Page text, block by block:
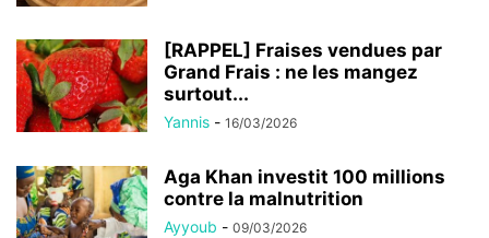
[RAPPEL] Fraises vendues par
Grand Frais : ne les mangez
surtout...
Yannis - 16/03/2026
Aga Khan investit 100 millions
contre la malnutrition
Ayyoub - 09/03/2026